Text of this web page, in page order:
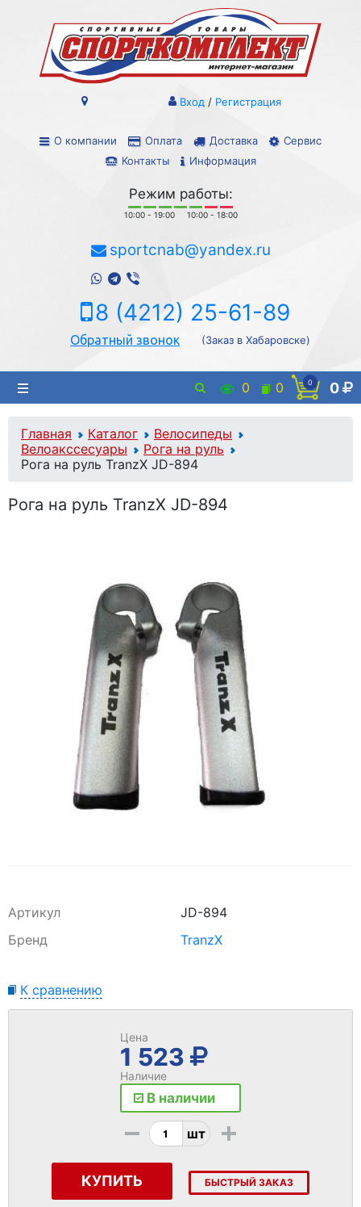
О компании Оплата Доставка
Сервис
Контакты
Информация
Вход / Регистрация
Режим работы:
10:00 - 19:00 10:00 - 18:00
sportcnab@yandex.ru
8 (4212) 25-61-89
Обратный звонок (Заказ в Хабаровске)
0 0 0 0
Главная Каталог
Велосипеды
Велоакссесуары
Рога на руль
Рога на руль TranzX JD-894
Рога на руль TranzX JD-894
Артикул
JD-894
Бренд
TranzX
К сравнению
Цена
1 523
Наличие
В наличии
- шт +
КУПИТЬ БЫСТРЫЙ ЗАКАЗ